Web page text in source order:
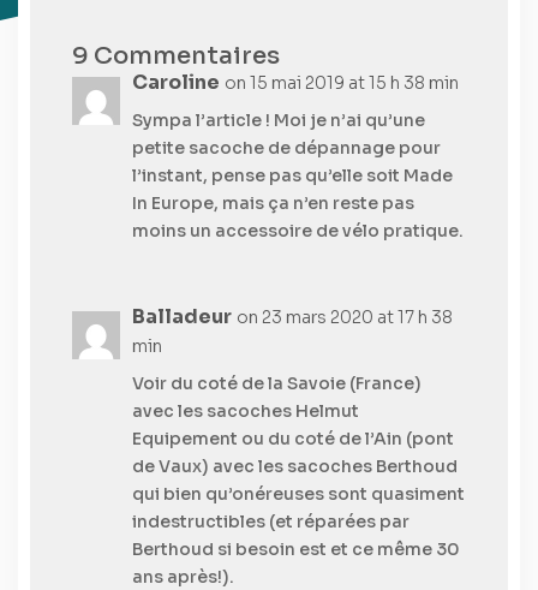
9 Commentaires
Caroline on 15 mai 2019 at 15 h 38 min
Sympa l’article ! Moi je n’ai qu’une
petite sacoche de dépannage pour
l’instant, pense pas qu’elle soit Made
In Europe, mais ça n’en reste pas
moins un accessoire de vélo pratique.
Balladeur on 23 mars 2020 at 17 h 38
min
Voir du coté de la Savoie (France)
avec les sacoches Helmut
Equipement ou du coté de l’Ain (pont
de Vaux) avec les sacoches Berthoud
qui bien qu’onéreuses sont quasiment
indestructibles (et réparées par
Berthoud si besoin est et ce même 30
ans après!).